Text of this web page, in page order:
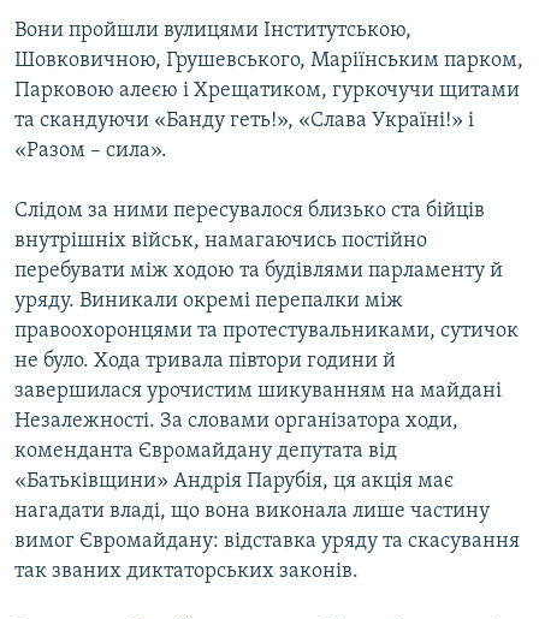
Вони пройшли вулицями Інститутською,
Шовковичною, Грушевського, Маріїнським парком,
Парковою алеєю і Хрещатиком, гуркочучи щитами
та скандуючи «Банду геть!», «Слава Україні!» і
«Разом – сила».
Слідом за ними пересувалося близько ста бійців
внутрішніх військ, намагаючись постійно
перебувати між ходою та будівлями парламенту й
уряду. Виникали окремі перепалки між
правоохоронцями та протестувальниками, сутичок
не було. Хода тривала півтори години й
завершилася урочистим шикуванням на майдані
Незалежності. За словами організатора ходи,
коменданта Євромайдану депутата від
«Батьківщини» Андрія Парубія, ця акція має
нагадати владі, що вона виконала лише частину
вимог Євромайдану: відставка уряду та скасування
так званих диктаторських законів.